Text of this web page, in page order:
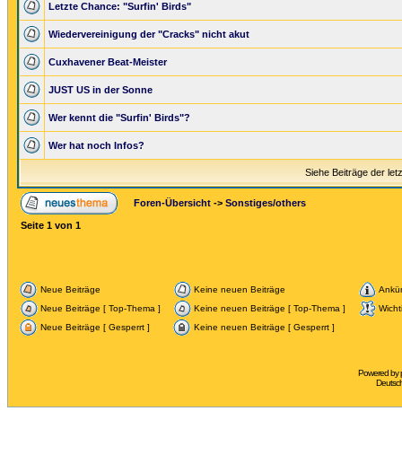
Letzte Chance: "Surfin' Birds"
Wiedervereinigung der "Cracks" nicht akut
Cuxhavener Beat-Meister
JUST US in der Sonne
Wer kennt die "Surfin' Birds"?
Wer hat noch Infos?
Siehe Beiträge der
Foren-Übersicht -> Sonstiges/others
Seite 1 von 1
Neue Beiträge Keine neuen Beiträge
Neue Beiträge [ Top-Thema ]
Keine neuen Beiträge [ Top-Thema ]
Neue Beiträge [ Gesperrt ]
Keine neuen Beiträge [ Gesperrt ]
Powered by